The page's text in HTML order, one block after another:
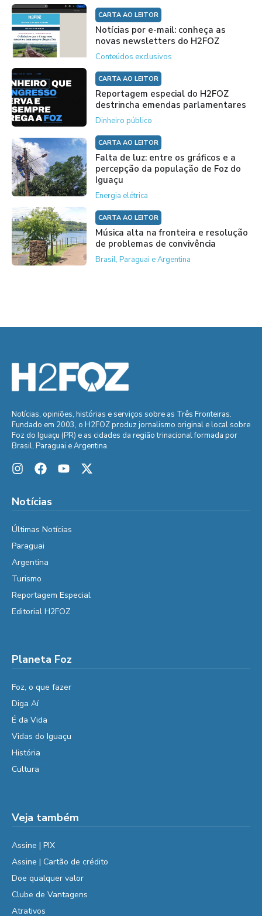
CARTA AO LEITOR
Notícias por e-mail: conheça as
novas newsletters do H2FOZ
Conteúdos exclusivos
CARTA AO LEITOR
Reportagem especial do H2FOZ
destrincha emendas parlamentares
Dinheiro público
CARTA AO LEITOR
Falta de luz: entre os gráficos e a
percepção da população de Foz do
Iguaçu
Energia elétrica
CARTA AO LEITOR
Música alta na fronteira e resolução
de problemas de convivência
Brasil, Paraguai e Argentina
Notícias, opiniões, histórias e serviços sobre as Três Fronteiras.
Fundado em 2003, o H2FOZ produz jornalismo original e local sobre
Foz do Iguaçu (PR) e as cidades da região trinacional formada por
Brasil, Paraguai e Argentina.
Notícias
Últimas Notícias
Paraguai
Argentina
Turismo
Reportagem Especial
Editorial H2FOZ
Planeta Foz
Foz, o que fazer
Diga Aí
É da Vida
Vidas do Iguaçu
História
Cultura
Veja também
Assine | PIX
Assine | Cartão de crédito
Doe qualquer valor
Clube de Vantagens
Atrativos